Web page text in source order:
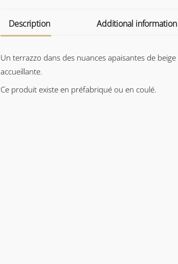
Description Additional information
Un terrazzo dans des nuances apaisantes de
accueillante.
Ce produit existe en préfabriqué ou en coulé.